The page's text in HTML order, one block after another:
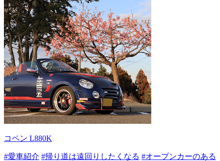
コペン L880K
#愛車紹介 #帰り道は遠回りしたくなる #オープンカーのある